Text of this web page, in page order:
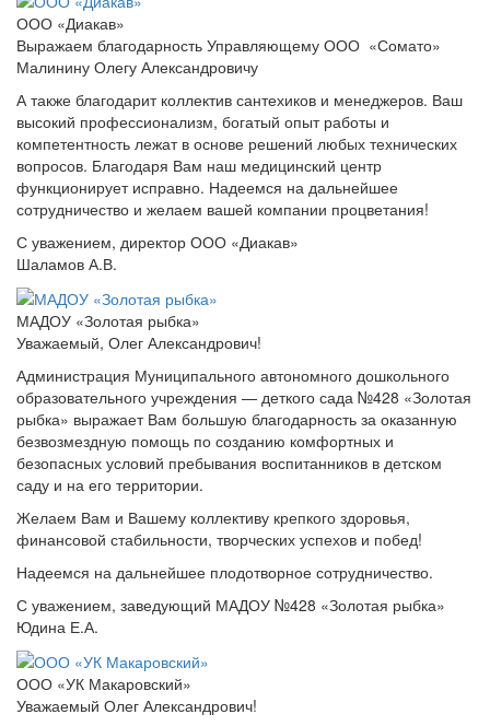
ООО «Диакав»
Выражаем благодарность Управляющему ООО «Сомато»
Малинину Олегу Александровичу
А также благодарит коллектив сантехиков и менеджеров. Ваш
высокий профессионализм, богатый опыт работы и
компетентность лежат в основе решений любых технических
вопросов. Благодаря Вам наш медицинский центр
функционирует исправно. Надеемся на дальнейшее
сотрудничество и желаем вашей компании процветания!
С уважением, директор ООО «Диакав»
Шаламов А.В.
МАДОУ «Золотая рыбка»
Уважаемый, Олег Александрович!
Администрация Муниципального автономного дошкольного
образовательного учреждения — деткого сада №428 «Золотая
рыбка» выражает Вам большую благодарность за оказанную
безвозмездную помощь по созданию комфортных и
безопасных условий пребывания воспитанников в детском
саду и на его территории.
Желаем Вам и Вашему коллективу крепкого здоровья,
финансовой стабильности, творческих успехов и побед!
Надеемся на дальнейшее плодотворное сотрудничество.
С уважением, заведующий МАДОУ №428 «Золотая рыбка»
Юдина Е.А.
ООО «УК Макаровский»
Уважаемый Олег Александрович!